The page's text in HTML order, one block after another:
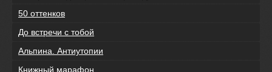
50 оттенков
До встречи с тобой
Альпина. Антиутопии
Книжный марафон